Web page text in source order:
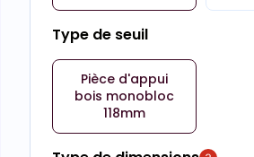
Type de seuil
Pièce d'appui
bois monobloc
118mm